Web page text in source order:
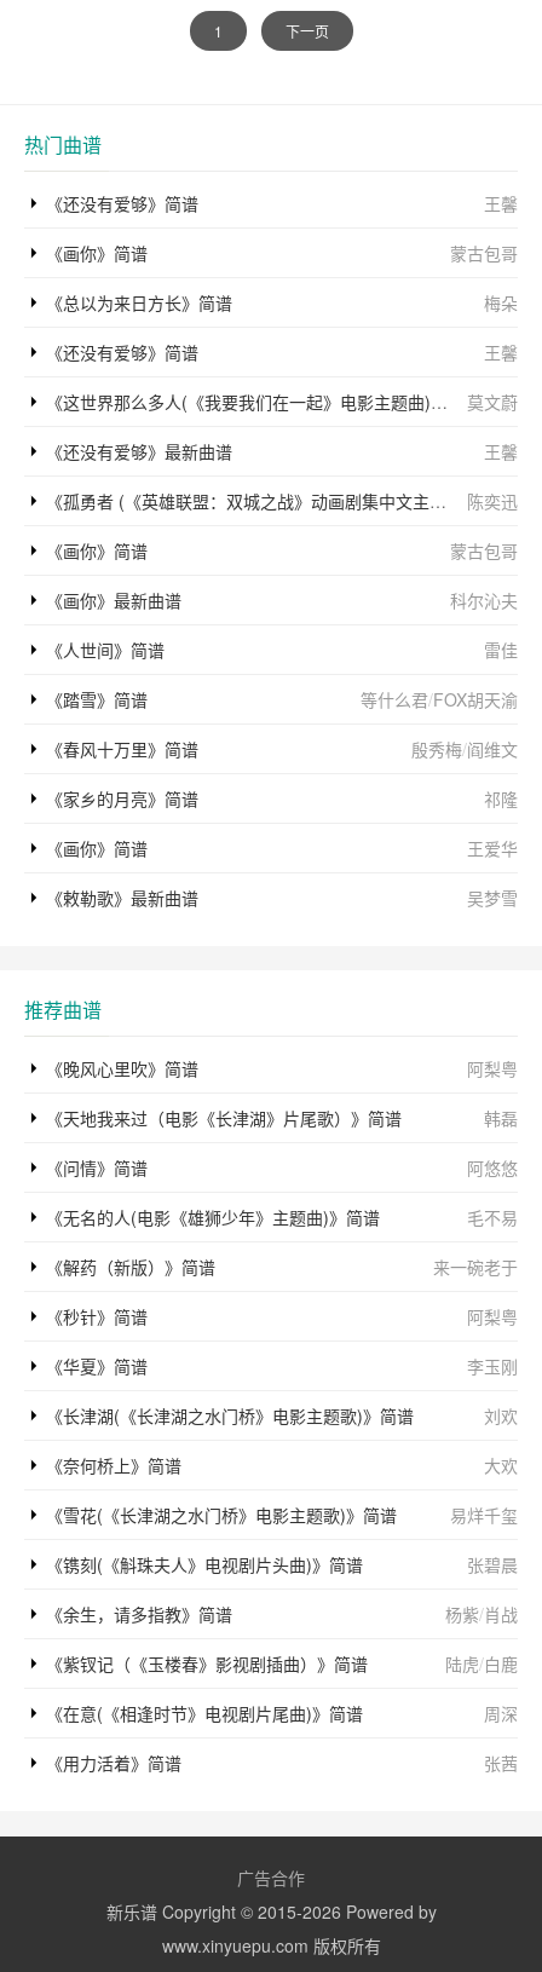
1 下一页
热门曲谱
王馨
《还没有爱够》简谱
蒙古包哥
《画你》简谱
梅朵
《总以为来日方长》简谱
王馨
《还没有爱够》简谱
莫文蔚
《这世界那么多人(《我要我们在一起》电影主题曲)》简谱
王馨
《还没有爱够》最新曲谱
陈奕迅
《孤勇者 (《英雄联盟：双城之战》动画剧集中文主题曲)》简谱
蒙古包哥
《画你》简谱
科尔沁夫
《画你》最新曲谱
雷佳
《人世间》简谱
等什么君/FOX胡天渝
《踏雪》简谱
殷秀梅/阎维文
《春风十万里》简谱
祁隆
《家乡的月亮》简谱
王爱华
《画你》简谱
吴梦雪
《敕勒歌》最新曲谱
推荐曲谱
阿梨粤
《晚风心里吹》简谱
韩磊
《天地我来过（电影《长津湖》片尾歌）》简谱
阿悠悠
《问情》简谱
毛不易
《无名的人(电影《雄狮少年》主题曲)》简谱
来一碗老于
《解药（新版）》简谱
阿梨粤
《秒针》简谱
李玉刚
《华夏》简谱
刘欢
《长津湖(《长津湖之水门桥》电影主题歌)》简谱
大欢
《奈何桥上》简谱
易烊千玺
《雪花(《长津湖之水门桥》电影主题歌)》简谱
张碧晨
《镌刻(《斛珠夫人》电视剧片头曲)》简谱
杨紫/肖战
《余生，请多指教》简谱
陆虎/白鹿
《紫钗记（《玉楼春》影视剧插曲）》简谱
周深
《在意(《相逢时节》电视剧片尾曲)》简谱
张茜
《用力活着》简谱
广告合作
新乐谱 Copyright © 2015-2026 Powered by
www.xinyuepu.com 版权所有